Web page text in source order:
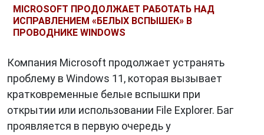
MICROSOFT ПРОДОЛЖАЕТ РАБОТАТЬ НАД
ИСПРАВЛЕНИЕМ «БЕЛЫХ ВСПЫШЕК» В
ПРОВОДНИКЕ WINDOWS
Компания Microsoft продолжает устранять
проблему в Windows 11, которая вызывает
кратковременные белые вспышки при
открытии или использовании File Explorer. Баг
проявляется в первую очередь у